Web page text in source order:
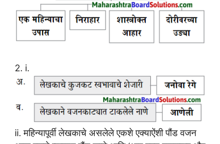
2. i.
ii. महिन्यापूर्वी लेखकाचे असलेले एकशे एक्याऐंशी पौंड वजन